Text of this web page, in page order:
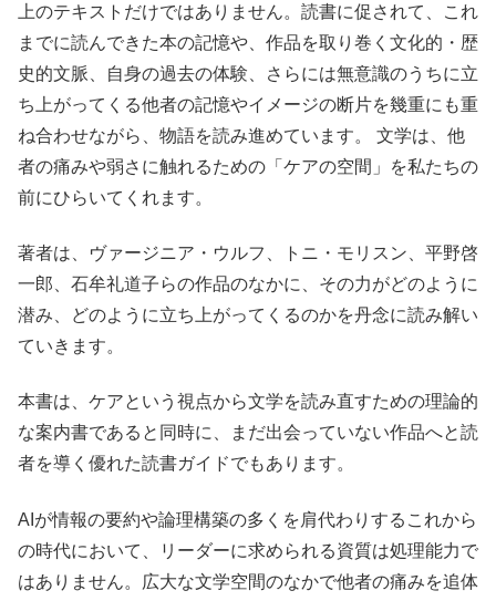
上のテキストだけではありません。読書に促されて、これ
までに読んできた本の記憶や、作品を取り巻く文化的・歴
史的文脈、自身の過去の体験、さらには無意識のうちに立
ち上がってくる他者の記憶やイメージの断片を幾重にも重
ね合わせながら、物語を読み進めています。 文学は、他
者の痛みや弱さに触れるための「ケアの空間」を私たちの
前にひらいてくれます。
著者は、ヴァージニア・ウルフ、トニ・モリスン、平野啓
一郎、石牟礼道子らの作品のなかに、その力がどのように
潜み、どのように立ち上がってくるのかを丹念に読み解い
ていきます。
本書は、ケアという視点から文学を読み直すための理論的
な案内書であると同時に、まだ出会っていない作品へと読
者を導く優れた読書ガイドでもあります。
AIが情報の要約や論理構築の多くを肩代わりするこれから
の時代において、リーダーに求められる資質は処理能力で
はありません。広大な文学空間のなかで他者の痛みを追体